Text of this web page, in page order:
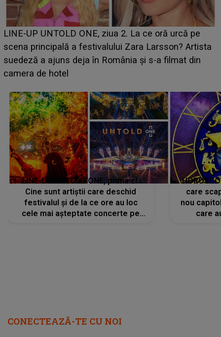
Ce a dezvăluit noua concurentă din "Casa Iubirii" l-a
luat prin surprindere pe Emanuel. CINE ESTE
BĂIATUL VIZAT de Alexandra?! Aflându-se în fața
faptului împlinit, A RECUNOSCUT IMEDIAT: "Am
LINE-UP UNTOLD ONE, prima zi.
Cine sunt artiștii care deschid
festivalul și de la ce ore au loc
cele mai așteptate concerte pe
care
nou
care
CONECTEAZĂ-TE CU NOI